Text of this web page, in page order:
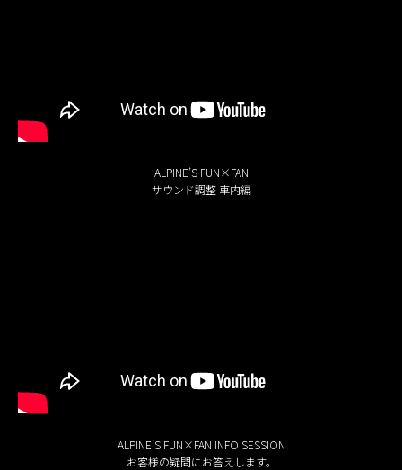
ALPINE’S FUN×FAN
サウンド調整 車内編
ALPINE’S FUN×FAN INFO SESSION
お客様の疑問にお答えします。